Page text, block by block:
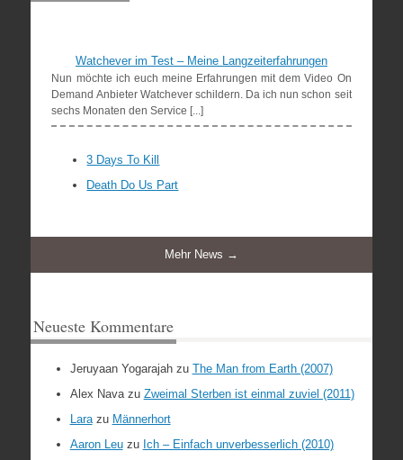
Watchever im Test – Meine Langzeiterfahrungen
Nun möchte ich euch meine Erfahrungen mit dem Video On
Demand Anbieter Watchever schildern. Da ich nun schon seit
sechs Monaten den Service [...]
3 Days To Kill
Death Do Us Part
Mehr News →
Neueste Kommentare
Jeruyaan Yogarajahzu The Man from Earth (2007)
Alex Navazu Zweimal Sterben ist einmal zuviel (2011)
Larazu Männerhort
Aaron Leuzu Ich – Einfach unverbesserlich (2010)